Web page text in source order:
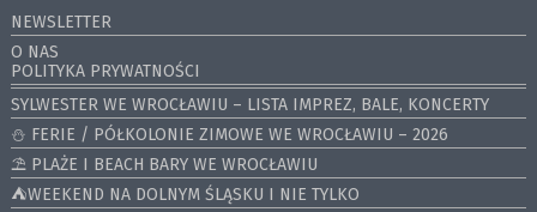
NEWSLETTER
O NAS
POLITYKA PRYWATNOŚCI
SYLWESTER WE WROCŁAWIU – LISTA IMPREZ, BALE, KONCERTY
⛄️ FERIE / PÓŁKOLONIE ZIMOWE WE WROCŁAWIU – 2026
⛱️ PLAŻE I BEACH BARY WE WROCŁAWIU
⛺️WEEKEND NA DOLNYM ŚLĄSKU I NIE TYLKO